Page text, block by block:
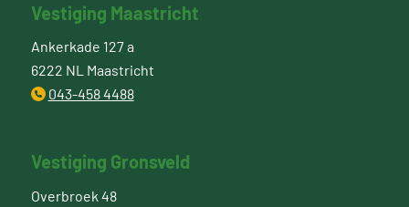
Vestiging Maastricht
Ankerkade 127 a
6222 NL Maastricht
043-458 4488
Vestiging Gronsveld
Overbroek 48